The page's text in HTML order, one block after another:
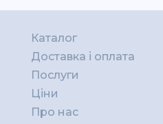
Каталог
Доставка і оплата
Послуги
Ціни
Про нас